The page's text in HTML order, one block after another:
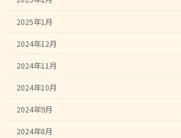
2025年1月
2024年12月
2024年11月
2024年10月
2024年9月
2024年8月